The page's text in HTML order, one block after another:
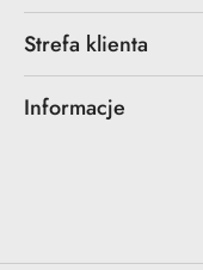
Strefa klienta
Informacje